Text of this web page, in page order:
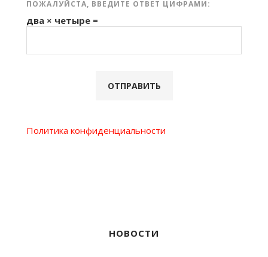
ПОЖАЛУЙСТА, ВВЕДИТЕ ОТВЕТ ЦИФРАМИ:
два × четыре =
Политика конфиденциальности
НОВОСТИ